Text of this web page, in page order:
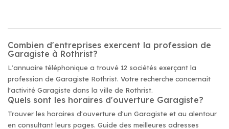
Combien d'entreprises exercent la profession de
Garagiste à Rothrist?
L'annuaire téléphonique a trouvé 12 sociétés exerçant la
profession de Garagiste Rothrist. Votre recherche concernait
l'activité Garagiste dans la ville de Rothrist.
Quels sont les horaires d'ouverture Garagiste?
Trouver les horaires d'ouverture d'un Garagiste et au alentour
en consultant leurs pages. Guide des meilleures adresses